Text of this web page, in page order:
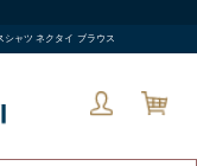
シャツ ネクタイ ブラウス